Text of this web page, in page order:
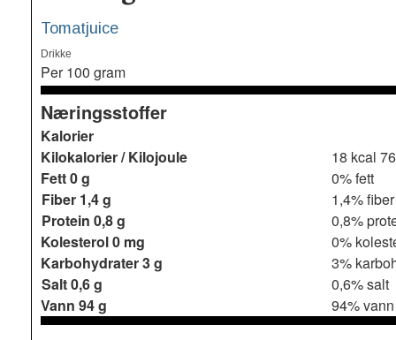
Tomatjuice
Drikke
Per 100 gram
Næringsstoffer
Kalorier
Kilokalorier / Kilojoule
18 kcal
Fett0 g
0% fett
Fiber 1,4 g
1,4% fiber
Protein 0,8 g
0,8%
Kolesterol0 mg
0%
Karbohydrater3 g
3%
Salt0,6 g
0,6% salt
Vann 94 g 94% vann